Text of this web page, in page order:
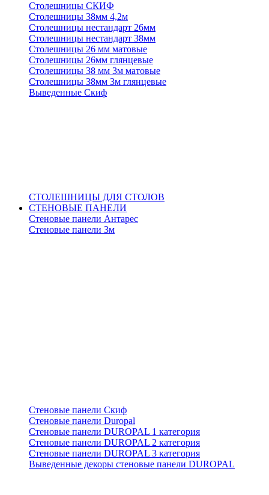
Столешницы СКИФ
Столешницы 38мм 4,2м
Столешницы нестандарт 26мм
Столешницы нестандарт 38мм
Столешницы 26 мм матовые
Столешницы 26мм глянцевые
Столешницы 38 мм 3м матовые
Столешницы 38мм 3м глянцевые
Выведенные Скиф
СТОЛЕШНИЦЫ ДЛЯ СТОЛОВ
СТЕНОВЫЕ ПАНЕЛИ
Стеновые панели Антарес
Стеновые панели 3м
Стеновые панели Скиф
Стеновые панели Duropal
Стеновые панели DUROPAL 1 категория
Стеновые панели DUROPAL 2 категория
Стеновые панели DUROPAL 3 категория
Выведенные декоры стеновые панели DUROPAL